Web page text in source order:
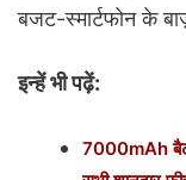
बजट-स्मार्टफोन के
इन्हें भी पढ़ें:
7000mAh